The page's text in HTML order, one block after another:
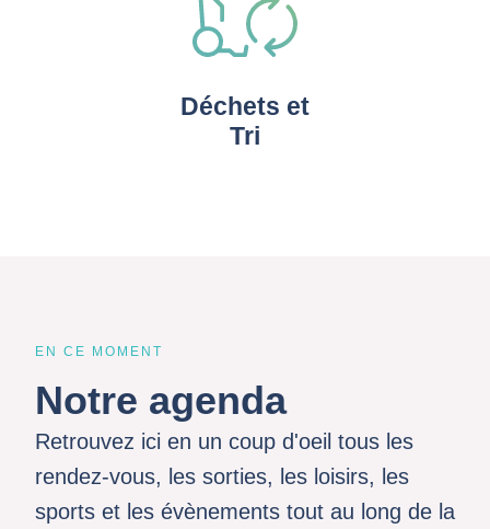
Déchets et
Tri
EN CE MOMENT
Notre agenda
Retrouvez ici en un coup d'oeil tous les
rendez-vous, les sorties, les loisirs, les
sports et les évènements tout au long de la